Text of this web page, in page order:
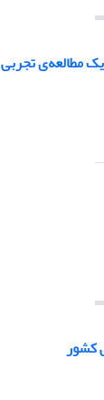
مطالعه‌ی تجربی
کشور